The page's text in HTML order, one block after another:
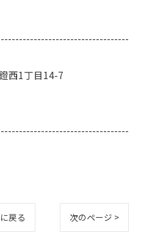
西1丁目14-7
戻る 次のページ >